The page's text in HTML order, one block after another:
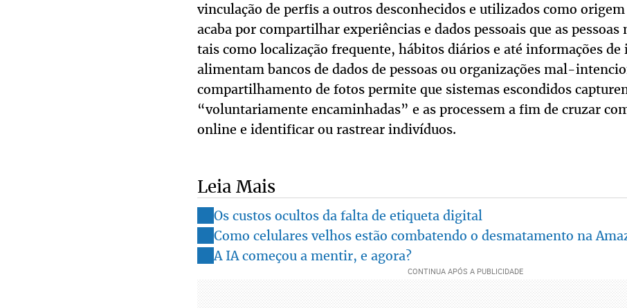
vinculação de perfis a outros desconhecidos e utilizados como
acaba por compartilhar experiências e dados pessoais que as
tais como localização frequente, hábitos diários e até informações de
alimentam bancos de dados de pessoas ou organizações mal-
compartilhamento de fotos permite que sistemas escondidos
“voluntariamente encaminhadas” e as processem a fim de cruzar
online e identificar ou rastrear indivíduos.
Leia Mais
Os custos ocultos da falta de etiqueta digital
Como celulares velhos estão combatendo o desmatamento na
A IA começou a mentir, e agora?